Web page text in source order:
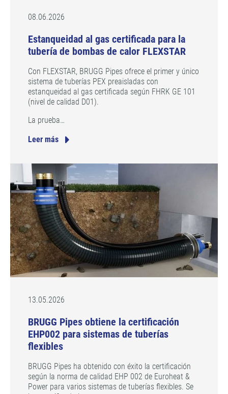
08.06.2026
Estanqueidad al gas certificada para la
tubería de bombas de calor FLEXSTAR
Con FLEXSTAR, BRUGG Pipes ofrece el primer y único
sistema de tuberías PEX preaisladas con
estanqueidad al gas certificada según FHRK GE 101
(nivel de calidad D01).
La prueba…
Leer más
13.05.2026
BRUGG Pipes obtiene la certificación
EHP002 para sistemas de tuberías
flexibles
BRUGG Pipes ha obtenido con éxito la certificación
según la norma de calidad EHP 002 de Euroheat &
Power para varios sistemas de tuberías flexibles. Se